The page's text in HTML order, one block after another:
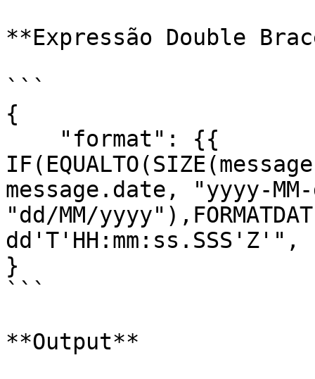
**Expressão Double
```
{
message.date, "yyyy-
"dd/MM/
}
```
**Output**